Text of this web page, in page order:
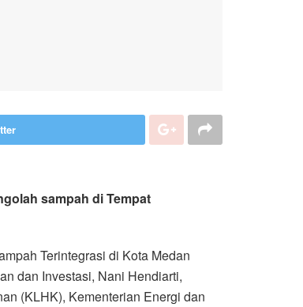
sampah di Tempat
Terintegrasi di Kota Medan
dan Investasi, Nani Hendiarti,
(KLHK), Kementerian Energi dan